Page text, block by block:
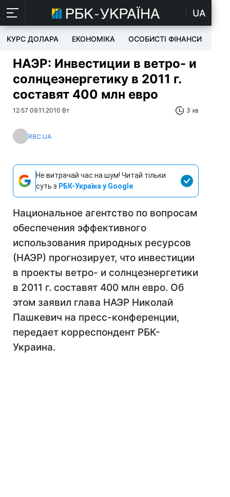
UA
КУРС ДОЛАРА ЕКОНОМІКА ОСОБИСТІ ФІНАНСИ
НАЭР: Инвестиции в ветро- и
солнцеэнергетику в 2011 г.
составят 400 млн евро
12:57 09.11.2010 Вт 3 хв
RBC.UA
Не витрачай час на шум! Читай тільки
суть з РБК-Україна у Google
Национальное агентство по вопросам
обеспечения эффективного
использования природных ресурсов
(НАЭР) прогнозирует, что инвестиции
в проекты ветро- и солнцеэнергетики
в 2011 г. составят 400 млн евро. Об
этом заявил глава НАЭР Николай
Пашкевич на пресс-конференции,
передает корреспондент РБК-
Украина.